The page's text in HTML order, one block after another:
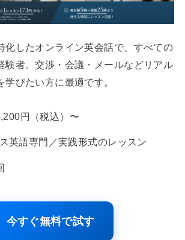
化したオンライン英会話で、すべての
験者。交渉・会議・メールなどリアル
学びたい方に最適です。
円（税込）〜
英語専門／実践形式のレッスン
今すぐ無料で試す